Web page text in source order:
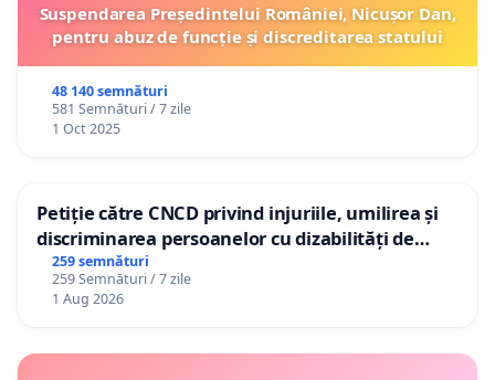
Suspendarea Președintelui României, Nicușor Dan,
pentru abuz de funcție și discreditarea statului
48 140 semnături
581 Semnături / 7 zile
1 Oct 2025
Petiție către CNCD privind injuriile, umilirea și
discriminarea persoanelor cu dizabilități de
către utilizatorul TikTok „Gorici”
259 semnături
259 Semnături / 7 zile
1 Aug 2026